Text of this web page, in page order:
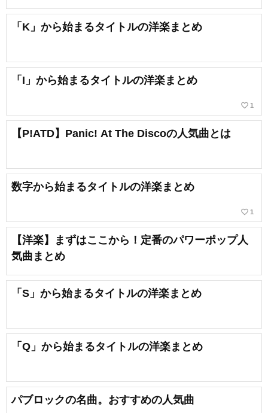
「K」から始まるタイトルの洋楽まとめ
「I」から始まるタイトルの洋楽まとめ
favorite_border 1
【P!ATD】Panic! At The Discoの人気曲とは
数字から始まるタイトルの洋楽まとめ
favorite_border 1
【洋楽】まずはここから！定番のパワーポップ人
気曲まとめ
「S」から始まるタイトルの洋楽まとめ
「Q」から始まるタイトルの洋楽まとめ
パブロックの名曲。おすすめの人気曲